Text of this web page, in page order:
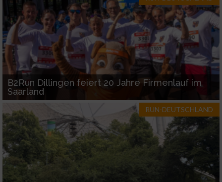
B2Run Dillingen feiert 20 Jahre Firmenlauf im
Saarland
RUN-DEUTSCHLAND